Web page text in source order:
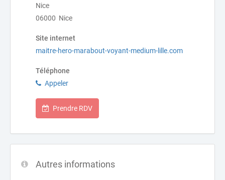
Nice
06000 Nice
Site internet
maitre-hero-marabout-voyant-medium-lille.com
Téléphone
Appeler
Prendre RDV
Autres informations